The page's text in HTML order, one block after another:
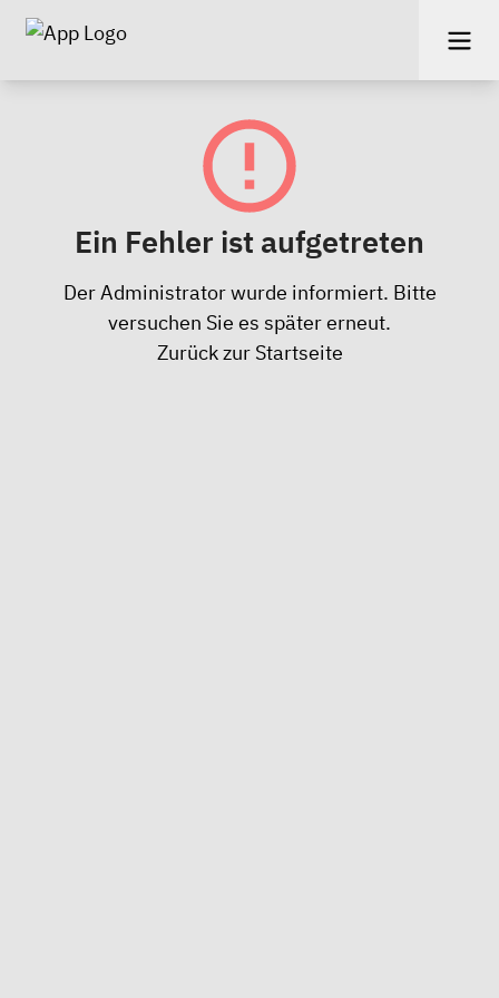
Ein Fehler ist aufgetreten
Der Administrator wurde informiert. Bitte
versuchen Sie es später erneut.
Zurück zur Startseite